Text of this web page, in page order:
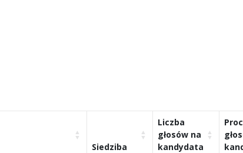
Siedziba
Liczba
głosów na
kandydata